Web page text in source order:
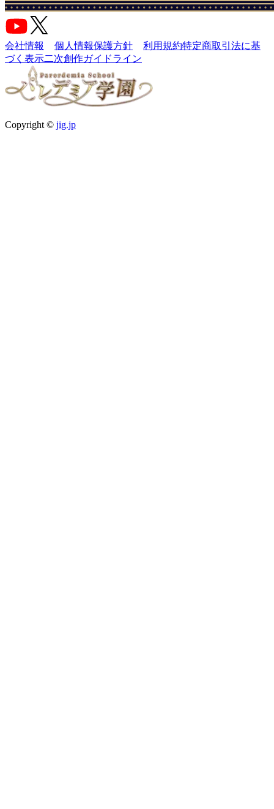
会社情報 個人情報保護方針 利用規約特定商取引法に基
づく表示二次創作ガイドライン
Copyright © jig.jp